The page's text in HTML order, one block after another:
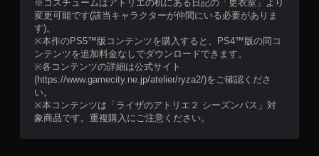
※コスチュームはアトリエの机にある日記の「更衣室」より
変更可能です(該当キャラクターが仲間にいる必要がありま
す)。
※本作のPS5™版コンテンツを購入すると、PS4™版の同コ
ンテンツを追加料金なしでダウンロードできます。
※各コンテンツの詳細は公式サイト
(https://www.gamecity.ne.jp/atelier/ryza2/)をご確認くださ
い。
※本コンテンツは「ライザのアトリエ２ シーズンパス」対
象商品です。重複購入にご注意ください。